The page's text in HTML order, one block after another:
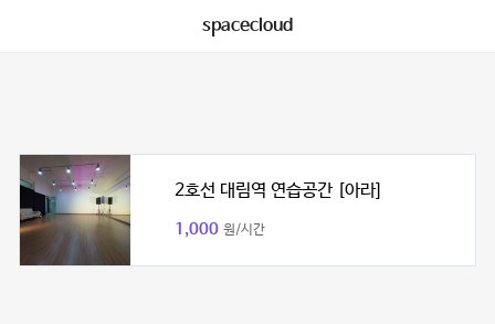
spacecloud
2호선 대림역 연습공간 [아라]
1,000 원/시간